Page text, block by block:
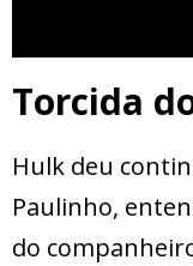
Torcida
Hulk deu
Paulinho,
do